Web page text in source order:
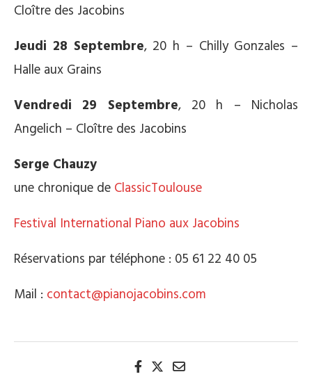
Cloître des Jacobins
Jeudi 28 Septembre, 20 h – Chilly Gonzales –
Halle aux Grains
Vendredi 29 Septembre, 20 h – Nicholas
Angelich – Cloître des Jacobins
Serge Chauzy
une chronique de ClassicToulouse
Festival International Piano aux Jacobins
Réservations par téléphone : 05 61 22 40 05
Mail : contact@pianojacobins.com